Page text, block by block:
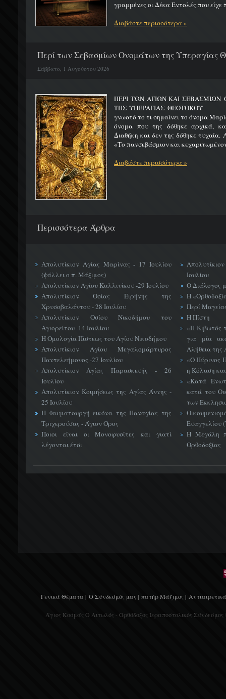
γραμμένες οι Δέκα Εντολές που είχε
Διαβάστε περισσότερα »
Περί των Σεβασμίων Ονομάτων της Υπεραγίας
Σάββατο, 1 Αυγούστου 2026
ΠΕΡΙ ΤΩΝ ΑΓΙΩΝ ΚΑΙ
ΤΗΣ ΥΠΕΡΑΓΙΑΣ ΘΕΟΤΟΚΟΥ
γνωστό το τι σημαίνει το όνομα
όνομα που της δόθηκε αρχικά,
Διαθήκη και δεν της δόθηκε τυχαία.
«Το πανσεβάσμιον και
Διαβάστε περισσότερα »
Περισσότερα Άρθρα
Απολυτίκιον Αγίας Μαρίνας - 17 Ιουλίου
(ψάλλει ο π. Μάξιμος)
Απολυτίκιον Αγίου Καλλινίκου -29 Ιουλίου
Απολυτίκιον Οσίας Ειρήνης της
Χρυσοβαλάντου - 28 Ιουλίου
Απολυτίκιον Οσίου Νικοδήμου του
Αγιορείτου -14 Ιουλίου
Η Ομολογία Πίστεως του Αγίου Νικοδήμου
Απολυτίκιον Αγίου Μεγαλομάρτυρος
Παντελεήμονος -27 Ιουλίου
Απολυτίκιον Αγίας Παρασκευής - 26
Ιουλίου
Απολυτίκιον Κοιμήσεως της Αγίας Άννης -
25 Ιουλίου
Η θαυματουργή εικόνα της Παναγίας της
Τριχερούσας - Άγιον Όρος
Ποιοι είναι οι Μονοφυσίτες και γιατί
λέγονται έτσι
Ιουλίου
Ο Διάλογος
Η
Περί
Η Πίστη
«H Κιβωτός
για μία
Αλήθεια της
«Ο Πύρινος
η Κόλαση
«Κατά
κατά του
των
Ευαγγελίου
Η Μεγάλη
Ορθοδοξίας
Γενικά Θέματα | Ο Σύνδεσμός μας | πατήρ Μάξιμος |
Άγιος Κοσμάς Ο Αιτωλός - Ορθόδοξος Ιεραποστολικός